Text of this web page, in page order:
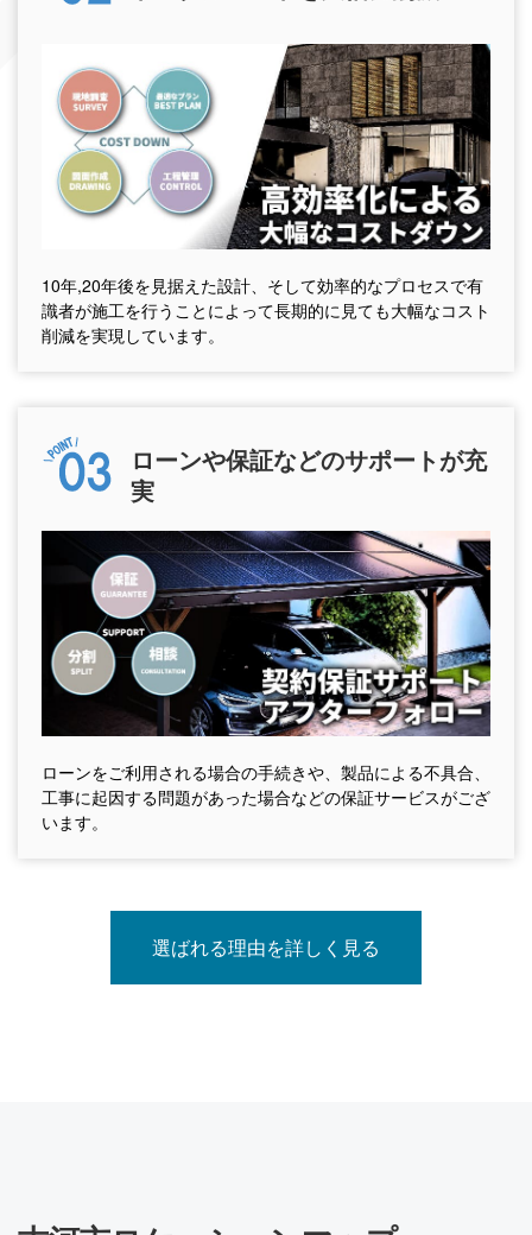
10年,20年後を見据えた設計、そして効率的なプロセスで有
識者が施工を行うことによって長期的に見ても大幅なコスト
削減を実現しています。
ローンや保証などのサポートが充
実
ローンをご利用される場合の手続きや、製品による不具合、
工事に起因する問題があった場合などの保証サービスがござ
います。
選ばれる理由を詳しく見る